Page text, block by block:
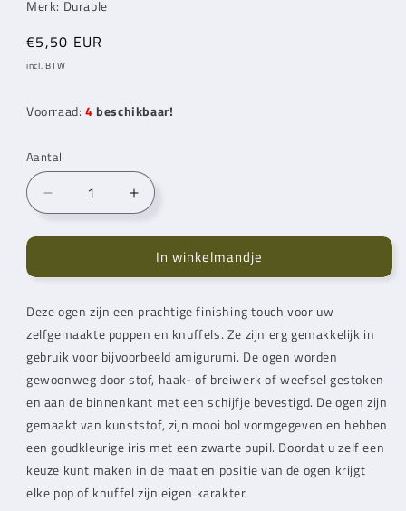
Merk: Durable
Normale
prijs
€5,50 EUR
incl. BTW
Voorraad: 4 beschikbaar!
Aantal
Aantal
verlagen
voor
Veiligheidsogen
mm
Groen
(5
Aantal
verhogen
voor
Durable
Veiligheidsogen
mm
Groen
(5
paar)
In winkelmandje
Deze ogen zijn een prachtige finishing touch voor uw
zelfgemaakte poppen en knuffels. Ze zijn erg gemakkelijk in
gebruik voor bijvoorbeeld amigurumi. De ogen worden
gewoonweg door stof, haak- of breiwerk of weefsel gestoken
en aan de binnenkant met een schijfje bevestigd. De ogen zijn
gemaakt van kunststof, zijn mooi bol vormgegeven en hebben
een goudkleurige iris met een zwarte pupil. Doordat u zelf een
keuze kunt maken in de maat en positie van de ogen krijgt
elke pop of knuffel zijn eigen karakter.